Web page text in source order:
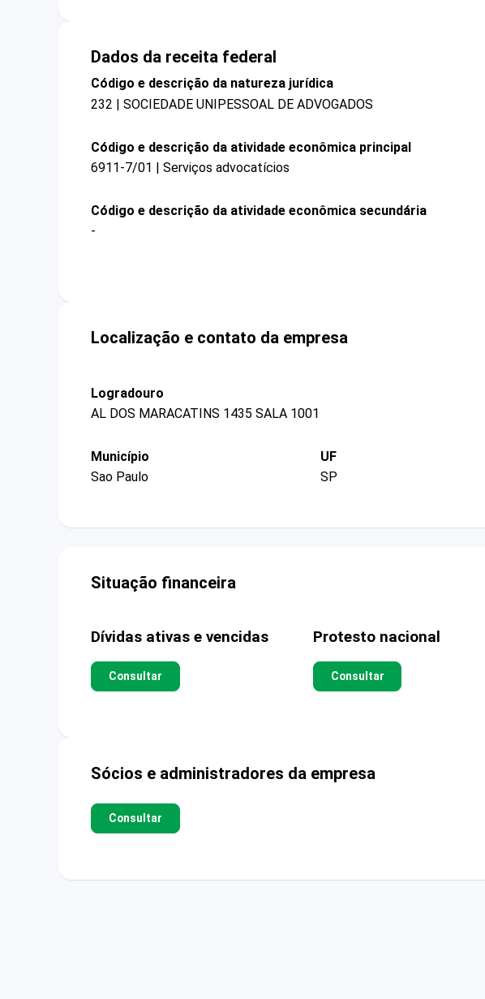
Dados da receita federal
Código e descrição da natureza jurídica
232 | SOCIEDADE UNIPESSOAL DE ADVOGADOS
Código e descrição da atividade econômica principal
6911-7/01 | Serviços advocatícios
Código e descrição da atividade econômica secundária
-
Localização e contato da empresa
Logradouro
AL DOS MARACATINS 1435 SALA 1001
Município
Sao Paulo
UF
SP
Situação financeira
Dívidas ativas e vencidas
Consultar
Protesto nacional
Consultar
Sócios e administradores da empresa
Consultar